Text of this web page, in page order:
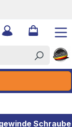
Schraube